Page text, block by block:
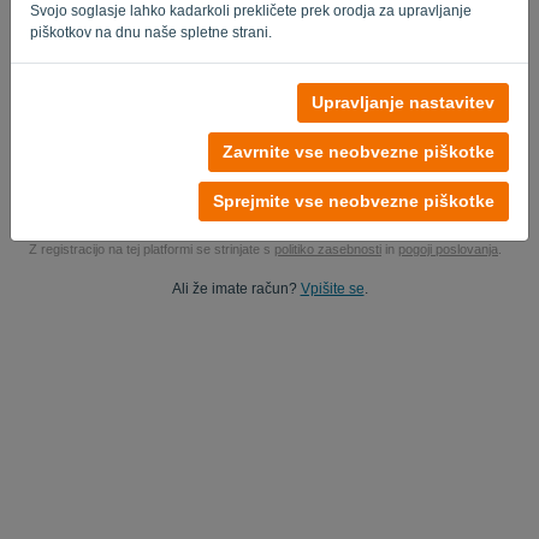
Svojo soglasje lahko kadarkoli prekličete prek orodja za upravljanje
piškotkov na dnu naše spletne strani.
Upravljanje nastavitev
Zavrnite vse neobvezne piškotke
Sprejmite vse neobvezne piškotke
Ja, lahko študirate moje izdelke..
Začnite brezplačno preizkusno različico
Kreditna kartica ni potrebna
Brez priključenih vrvic! 100% brez obveznosti
Vaši podatki so 100% varni
Z registracijo na tej platformi se strinjate s politiko zasebnosti in pogoji poslovanja
Ali že imate račun? Vpišite se.